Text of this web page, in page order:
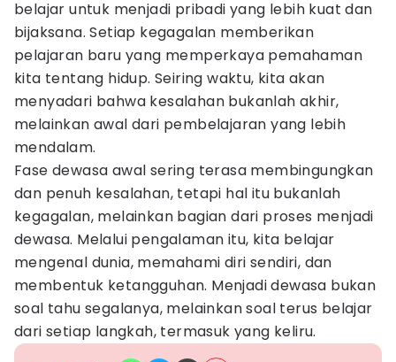
belajar untuk menjadi pribadi yang lebih kuat dan
bijaksana. Setiap kegagalan memberikan
pelajaran baru yang memperkaya pemahaman
kita tentang hidup. Seiring waktu, kita akan
menyadari bahwa kesalahan bukanlah akhir,
melainkan awal dari pembelajaran yang lebih
mendalam.
Fase dewasa awal sering terasa membingungkan
dan penuh kesalahan, tetapi hal itu bukanlah
kegagalan, melainkan bagian dari proses menjadi
dewasa. Melalui pengalaman itu, kita belajar
mengenal dunia, memahami diri sendiri, dan
membentuk ketangguhan. Menjadi dewasa bukan
soal tahu segalanya, melainkan soal terus belajar
dari setiap langkah, termasuk yang keliru.